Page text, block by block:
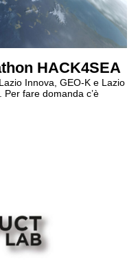
HACK4SEA
Innova, GEO-K e Lazio
fare domanda c’è